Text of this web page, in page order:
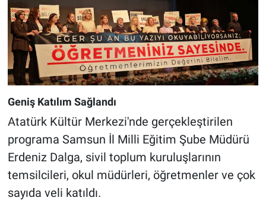
Geniş Katılım Sağlandı
Atatürk Kültür Merkezi'nde gerçekleştirilen
programa Samsun İl Milli Eğitim Şube Müdürü
Erdeniz Dalga, sivil toplum kuruluşlarının
temsilcileri, okul müdürleri, öğretmenler ve çok
sayıda veli katıldı.